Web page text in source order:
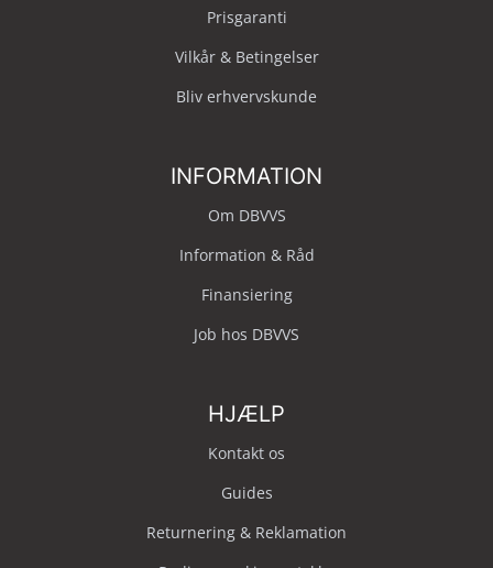
Prisgaranti
Vilkår & Betingelser
Bliv erhvervskunde
INFORMATION
Om DBVVS
Information & Råd
Finansiering
Job hos DBVVS
HJÆLP
Kontakt os
Guides
Returnering & Reklamation